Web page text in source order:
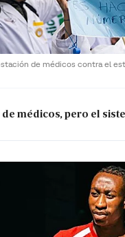
de médicos contra el
médicos, pero el